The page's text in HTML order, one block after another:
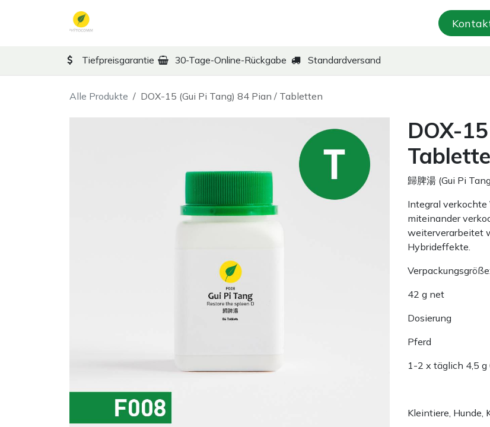
Kräuter-
Tiefpreisgarantie 30-Tage-Online-Rückgabe Standardversand
Alle Produkte DOX-15 (Gui Pi Tang) 84 Pian / Tabletten
DOX-
歸脾湯 (Gui Pi
Integral
miteinander
weiterverarbeitet
Hybrideffekte.
42 g net
Dosierung
Pferd
1-2 x täglich 4,5 g
Kleintiere, Hunde,